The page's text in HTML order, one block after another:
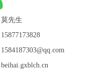
先生
1584187303@qq.com
beihai.gxblch.cn